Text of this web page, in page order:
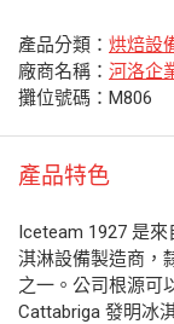
產品分類： 烘焙設
廠商名稱： 河洛企
攤位號碼：M806
產品特色
Iceteam 1927 是
淇淋設備製造商，
之一。公司根源可
Cattabriga 發明冰